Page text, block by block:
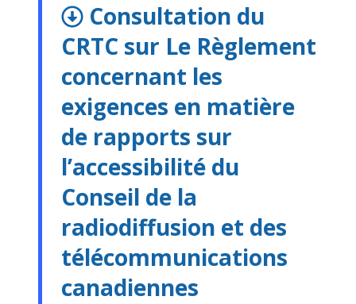
Consultation du
CRTC sur Le Règlement
concernant les
exigences en matière
de rapports sur
l’accessibilité du
Conseil de la
radiodiffusion et des
télécommunications
canadiennes